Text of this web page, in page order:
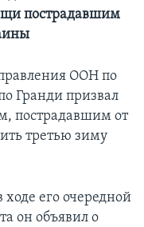
пострадавшим
ООН по
Гранди призвал
пострадавшим от
третью зиму
его очередной
он объявил о